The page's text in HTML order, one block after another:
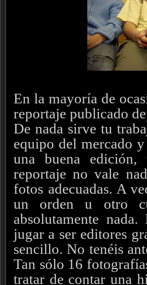
En la mayoría de
reportaje publicado
De nada sirve tu
equipo del mercado
una buena
reportaje no vale
fotos adecuadas. A
un orden u otro
absolutamente
jugar a ser editores
sencillo. No tenéis
Tan sólo 16
tratar de contar una